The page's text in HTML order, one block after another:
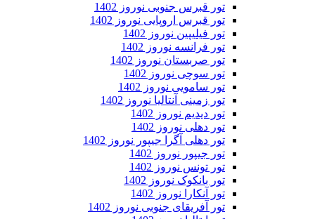
تور قبرس جنوبی نوروز 1402
تور قبرس اروپایی نوروز 1402
تور فیلیپین نوروز 1402
تور فرانسه نوروز 1402
تور صربستان نوروز 1402
تور سوچی نوروز 1402
تور سامویی نوروز 1402
تور زمینی آنتالیا نوروز 1402
تور دیدیم نوروز 1402
تور دهلی نوروز 1402
تور دهلی آگرا جیپور نوروز 1402
تور جیپور نوروز 1402
تور تونس نوروز 1402
تور بانکوک نوروز 1402
تور آنکارا نوروز 1402
تور آفریقای جنوبی نوروز 1402